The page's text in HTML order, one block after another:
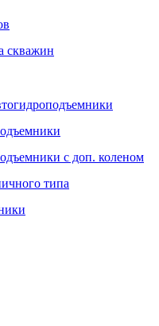
скважин
с доп. коленом
типа